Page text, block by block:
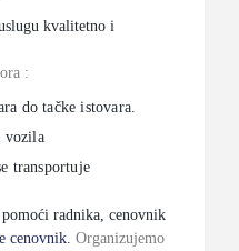
kvalitetno i
:
do tačke istovara.
vozila
transportuje
radnika, cenovnik
cenovnik. Organizujemo